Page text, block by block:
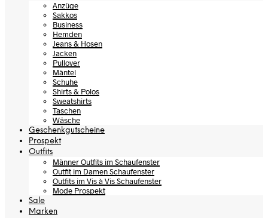
Anzüge
Sakkos
Business
Hemden
Jeans & Hosen
Jacken
Pullover
Mäntel
Schuhe
Shirts & Polos
Sweatshirts
Taschen
Wäsche
Geschenkgutscheine
Prospekt
Outfits
Männer Outfits im Schaufenster
Outfit im Damen Schaufenster
Outfits im Vis à Vis Schaufenster
Mode Prospekt
Sale
Marken